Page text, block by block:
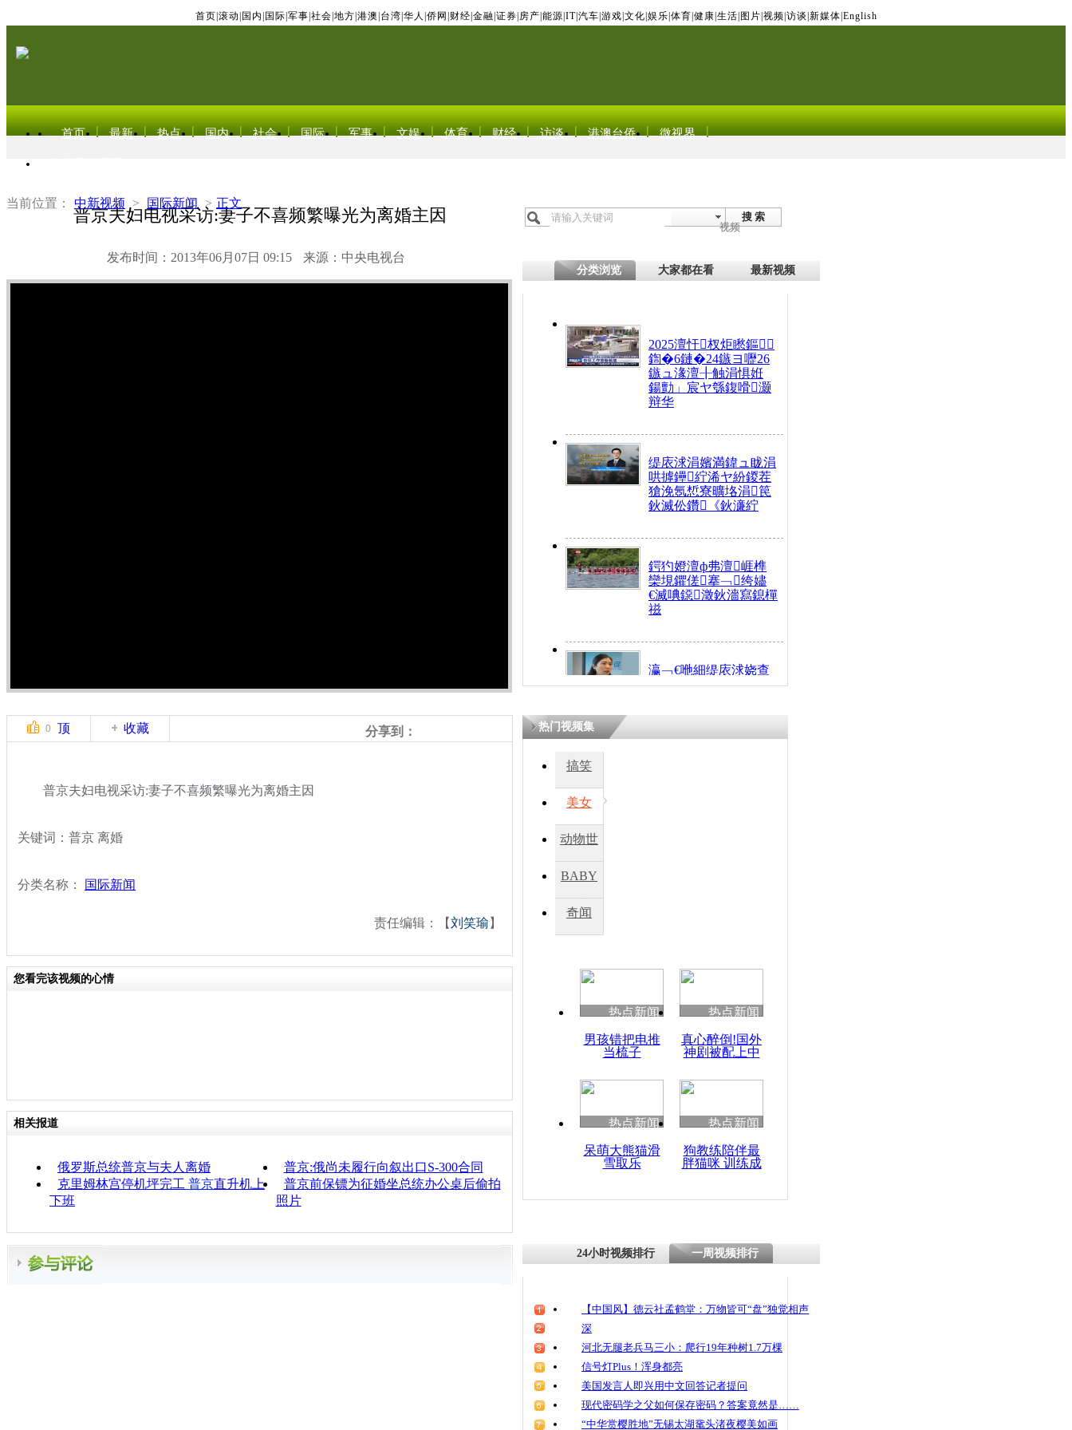
首页 滚动 国内 国际 军事 社会 地方 港澳 台湾 华人 侨网 财经 金融 证券 房产 能源 IT| 汽车 游戏 文化 娱乐 体育 健康 生活 图片 视频 访谈 新媒体 English
首页 最新 热点 国内 社会 国际 军事 文娱 体育 财经 访谈 港澳台侨 微视界
当前位置： 中新视频 > 国际新闻 > 正文
普京夫妇电视采访:妻子不喜频繁曝光为离婚主因
发布时间：2013年06月07日 09:15 来源：中央电视台
搜 索
视频
分类浏览 大家都在看 最新视频
2025澶忓杈炬矁鏂
鍧�6鏈�24鏃ヨ嚦26
鏃ュ湪澶╂触涓惧姙
鍚勯」宸ヤ綔鍑嗗灏
辩华
缇庡浗涓嬪満鍏ュ眬涓
哄摢鑸紵浠ヤ紛鍐茬
獊浼氬惁寮曠垎涓笢
鈥滅伀鑽《鈥濓紵
鍔犳嬁澶ф弗澶崕榫
欒垷鑺傞搴﹁绔嬧
€滅唺鐚澂鈥濇寫鎴樿
禌
瀛﹁€咃細缇庡浗娆查
€间笢鍗椾簹涓庝腑鍥
瘑灞€
0 顶 收藏 分享到：
普京夫妇电视采访:妻子不喜频繁曝光为离婚主因
关键词：普京 离婚
分类名称： 国际新闻
责任编辑：【刘笑瑜 】
您看完该视频的心情
相关报道
俄罗斯总统普京与夫人离婚
普京:俄尚未履行向叙出口S-300合同
克里姆林宫停机坪完工 普京直升机上
下班
普京前保镖为征婚坐总统办公桌后偷拍
照片
热门视频集
搞笑
美女
动物世
BABY
秀
奇闻
热点新闻
男孩错把电推
当梳子
热点新闻
真心醉倒!国外
神剧被配上中
热点新闻
呆萌大熊猫滑
雪取乐
热点新闻
狗教练陪伴最
胖猫咪 训练成
24小时视频排行 一周视频排行
【中国风】德云社孟鹤堂：万物皆可“盘”独觉相声
深
河北无腿老兵马三小：爬行19年种树1.7万棵
信号灯Plus！浑身都亮
美国发言人即兴用中文回答记者提问
现代密码学之父如何保存密码？答案竟然是……
“中华赏樱胜地”无锡太湖鼋头渚夜樱美如画